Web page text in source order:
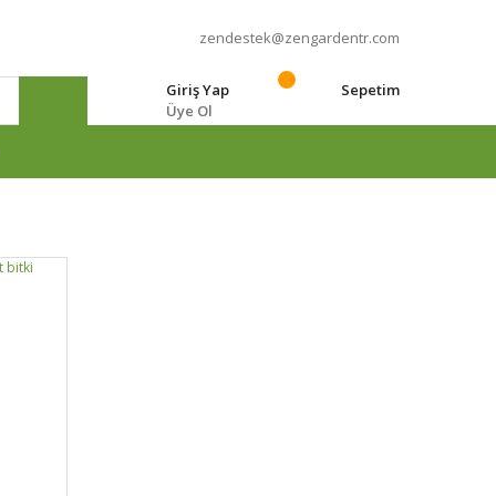
zendestek@zengardentr.com
Giriş Yap
Üye Ol
Sepetim